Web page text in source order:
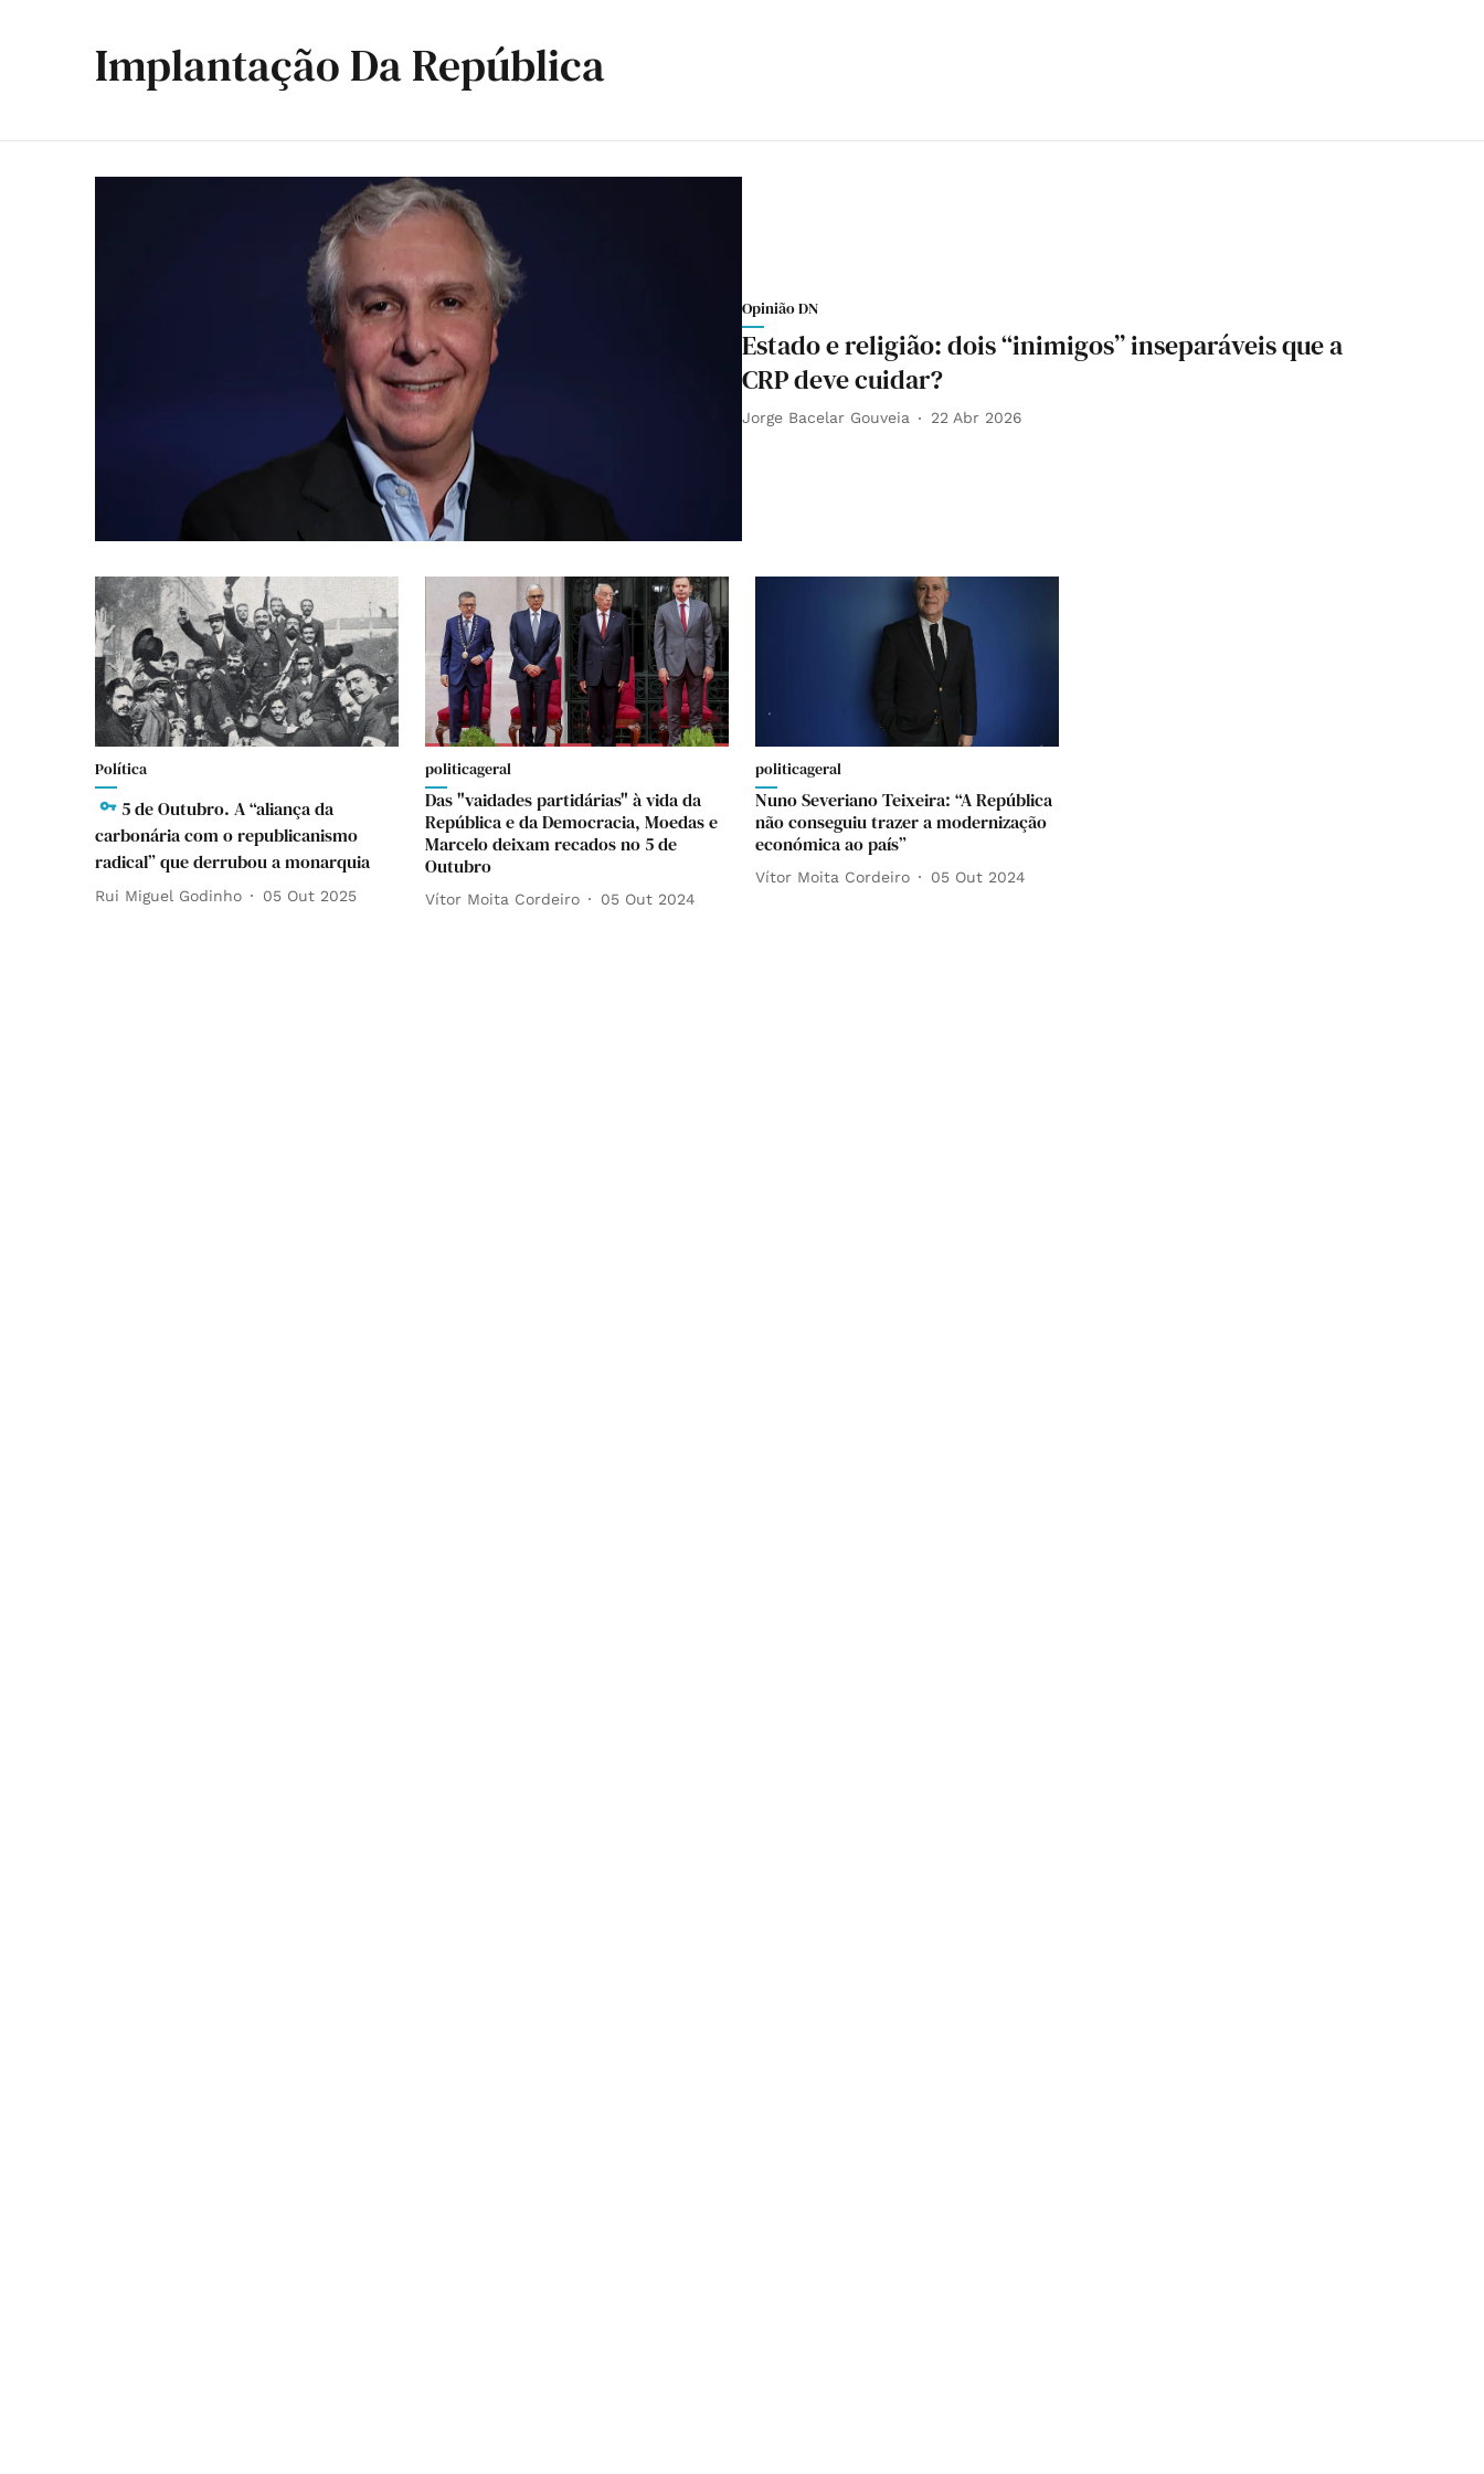
Implantação Da República
Opinião DN
Estado e religião: dois “inimigos” inseparáveis que a
CRP deve cuidar?
Jorge Bacelar Gouveia 22 Abr 2026
Política
5 de Outubro. A “aliança da
carbonária com o republicanismo
radical” que derrubou a monarquia
Rui Miguel Godinho 05 Out 2025
politicageral
Das "vaidades partidárias" à vida da
República e da Democracia, Moedas e
Marcelo deixam recados no 5 de
Outubro
Vítor Moita Cordeiro 05 Out 2024
politicageral
Nuno Severiano Teixeira: “A República
não conseguiu trazer a modernização
económica ao país”
Vítor Moita Cordeiro 05 Out 2024